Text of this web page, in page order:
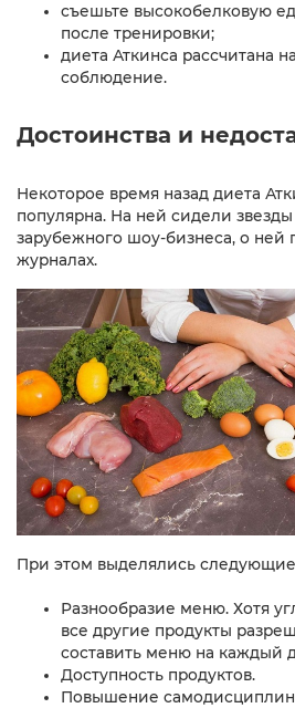
съешьте высокобелковую
после тренировки;
диета Аткинса рассчитана
соблюдение.
Достоинства и
Некоторое время назад диета
популярна. На ней сидели звезды
зарубежного шоу-бизнеса, о ней
журналах.
При этом выделялись
Разнообразие меню. Хотя
все другие продукты
составить меню на каждый
Доступность продуктов.
Повышение